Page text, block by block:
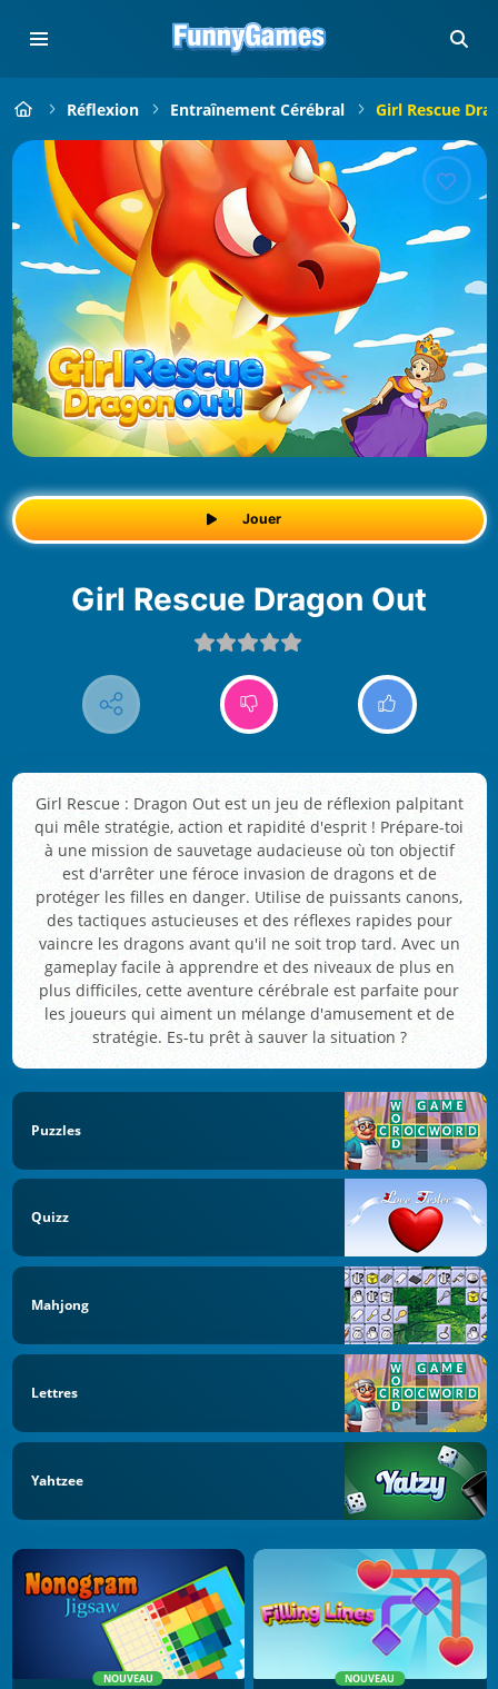
Réflexion Entraînement Cérébral Girl Rescue
Jouer
Girl Rescue Dragon Out
Girl Rescue : Dragon Out est un jeu de réflexion palpitant
qui mêle stratégie, action et rapidité d'esprit ! Prépare-toi
à une mission de sauvetage audacieuse où ton objectif
est d'arrêter une féroce invasion de dragons et de
protéger les filles en danger. Utilise de puissants canons,
des tactiques astucieuses et des réflexes rapides pour
vaincre les dragons avant qu'il ne soit trop tard. Avec un
gameplay facile à apprendre et des niveaux de plus en
plus difficiles, cette aventure cérébrale est parfaite pour
les joueurs qui aiment un mélange d'amusement et de
stratégie. Es-tu prêt à sauver la situation ?
Puzzles
Quizz
Mahjong
Lettres
Yahtzee
NOUVEAU NOUVEAU